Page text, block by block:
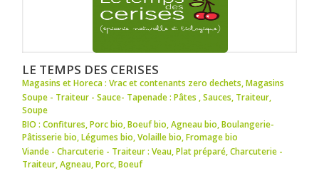
LE TEMPS DES CERISES
Magasins et Horeca : Vrac et contenants zero dechets,Magasins
Soupe - Traiteur - Sauce- Tapenade : Pâtes ,Sauces, Traiteur,
Soupe
BIO : Confitures,Porc bio,Boeuf bio,Agneau bio,Boulangerie-
Pâtisserie bio,Légumes bio,Volaille bio,Fromage bio
Viande - Charcuterie - Traiteur : Veau,Plat préparé,Charcuterie -
Traiteur,Agneau,Porc,Boeuf